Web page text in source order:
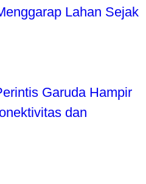
Lahan Sejak
Garuda Hampir
dan